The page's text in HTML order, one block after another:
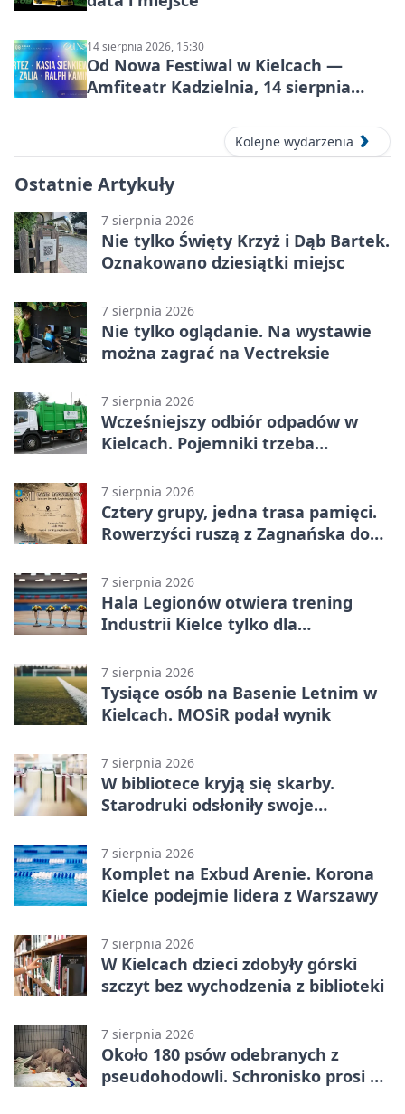
14 sierpnia 2026, 15:30
Od Nowa Festiwal w Kielcach —
Amfiteatr Kadzielnia, 14 sierpnia
Kolejne wydarzenia
Ostatnie Artykuły
7 sierpnia 2026
Nie tylko Święty Krzyż i Dąb Bartek.
Oznakowano dziesiątki miejsc
7 sierpnia 2026
Nie tylko oglądanie. Na wystawie
można zagrać na Vectreksie
7 sierpnia 2026
Wcześniejszy odbiór odpadów w
Kielcach. Pojemniki trzeba
7 sierpnia 2026
Cztery grupy, jedna trasa pamięci.
Rowerzyści ruszą z Zagnańska do
7 sierpnia 2026
Hala Legionów otwiera trening
Industrii Kielce tylko dla
7 sierpnia 2026
Tysiące osób na Basenie Letnim w
Kielcach. MOSiR podał wynik
7 sierpnia 2026
W bibliotece kryją się skarby.
Starodruki odsłoniły swoje
7 sierpnia 2026
Komplet na Exbud Arenie. Korona
Kielce podejmie lidera z Warszawy
7 sierpnia 2026
W Kielcach dzieci zdobyły górski
szczyt bez wychodzenia z biblioteki
7 sierpnia 2026
Około 180 psów odebranych z
pseudohodowli. Schronisko prosi o